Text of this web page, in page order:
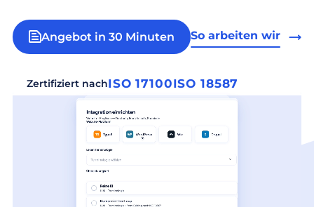
Angebot in 30 Minuten So arbeiten wir
Zertifiziert nachISO 17100ISO 18587